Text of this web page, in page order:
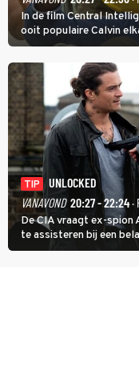
In de film Central
ooit populaire Calvin
inmiddels
goed kan gebruiken.
TIP
UNLOCKED
VANAVOND 20:27 - 22:24·
De CIA vraagt ex-spion
te assisteren bij een
degene die haar